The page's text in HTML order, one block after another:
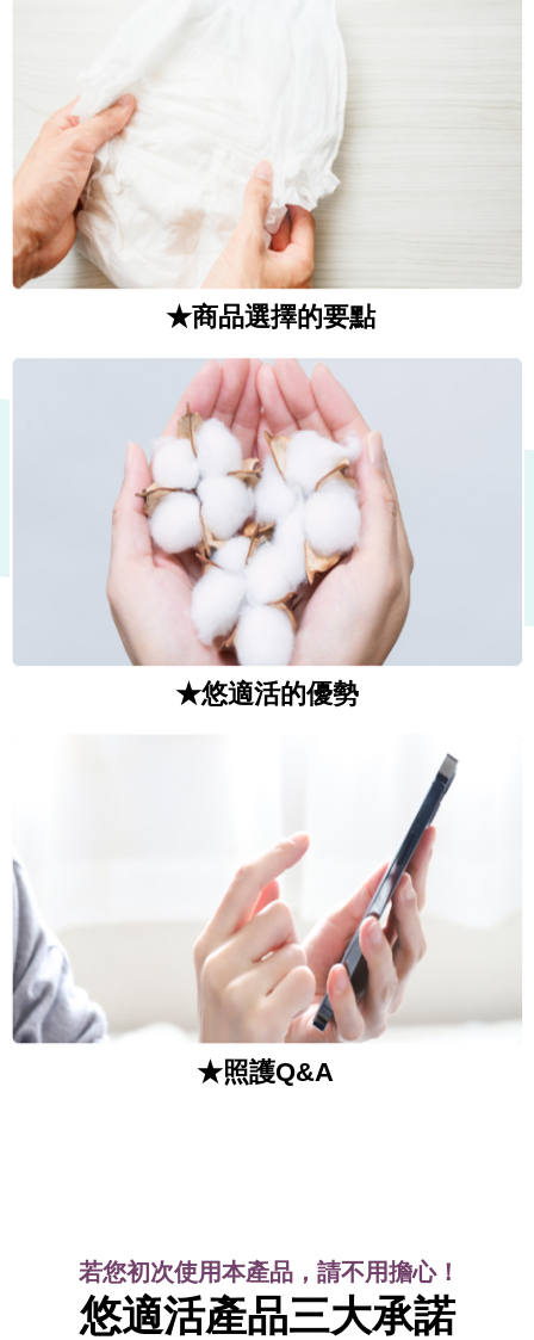
★商品選擇的要點
★悠適活的優勢
★照護Q&A
若您初次使用本產品，請不用擔心！
悠適活產品三大承諾